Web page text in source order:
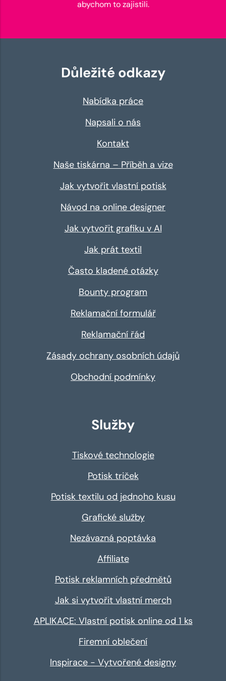
abychom to zajistili.
Důležité odkazy
Nabídka práce
Napsali o nás
Kontakt
Naše tiskárna – Příběh a vize
Jak vytvořit vlastní potisk
Návod na online designer
Jak vytvořit grafiku v AI
Jak prát textil
Často kladené otázky
Bounty program
Reklamační formulář
Reklamační řád
Zásady ochrany osobních údajů
Obchodní podmínky
Služby
Tiskové technologie
Potisk triček
Potisk textilu od jednoho kusu
Grafické služby
Nezávazná poptávka
Affiliate
Potisk reklamních předmětů
Jak si vytvořit vlastní merch
APLIKACE: Vlastní potisk online od 1 ks
Firemní oblečení
Inspirace - Vytvořené designy